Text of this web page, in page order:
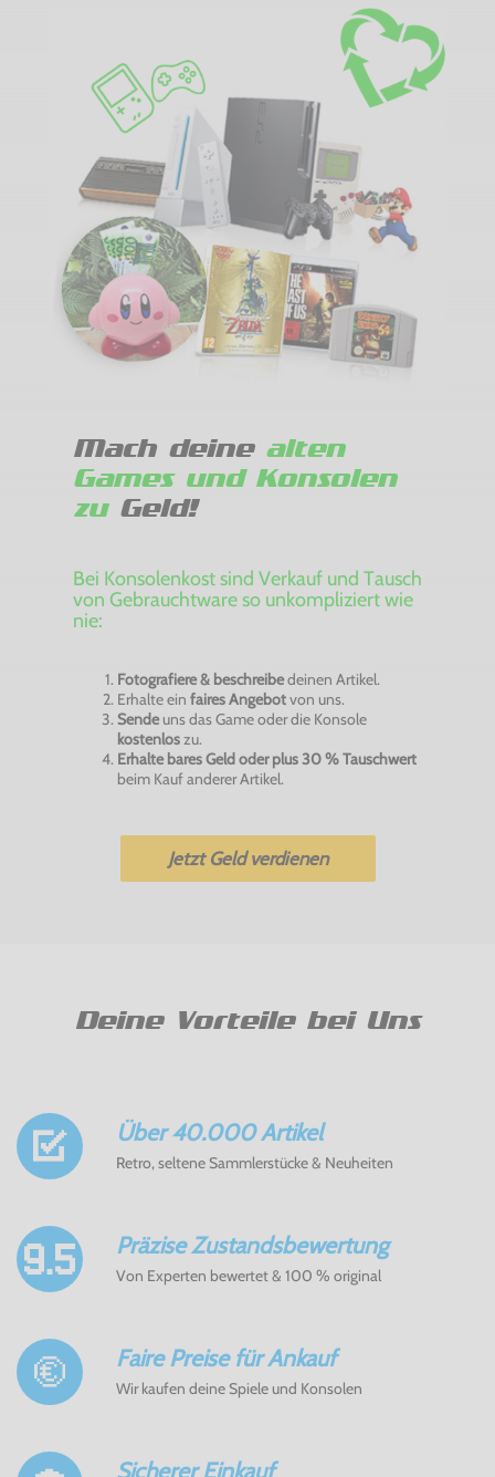
Mach deine alten
Games und Konsolen
zuGeld!
Bei Konsolenkost sind Verkauf und Tausch
von Gebrauchtware so unkompliziert wie
nie:
Fotografiere & beschreibedeinen Artikel.
Erhalte ein faires Angebotvon uns.
Sendeuns das Game oder die Konsole
kostenloszu.
Erhalte bares Geld oder plus 30 % Tauschwert
beim Kauf anderer Artikel.
Jetzt Geld verdienen
Deine Vorteile bei Uns
Über 40.000 Artikel
Retro, seltene Sammlerstücke & Neuheiten
Präzise Zustandsbewertung
Von Experten bewertet & 100 % original
Faire Preise für Ankauf
Wir kaufen deine Spiele und Konsolen
Sicherer Einkauf